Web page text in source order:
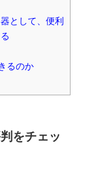
として、便利
るのか
をチェッ